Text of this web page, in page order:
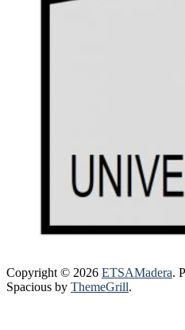
Copyright © 2026 ETSAMadera.
Spacious by ThemeGrill.